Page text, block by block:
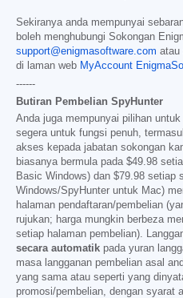
Sekiranya anda mempunyai
boleh menghubungi Sokongan
support@enigmasoftware.com atau
di laman web MyAccount
------
Butiran Pembelian SpyHunter
Anda juga mempunyai pilihan
segera untuk fungsi penuh,
akses kepada jabatan sokongan
biasanya bermula pada $49.98
Basic Windows) dan $79.98 setiap
Windows/SpyHunter untuk Mac)
halaman pendaftaran/pembelian
rujukan; harga mungkin berbeza
setiap halaman pembelian).
secara automatik pada yuran
masa langganan pembelian asal
yang sama atau seperti yang
promosi/pembelian, dengan syarat